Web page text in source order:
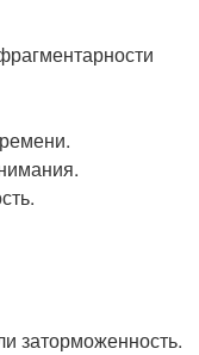
заторможенность.